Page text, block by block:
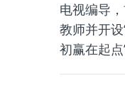
电视编导
教师并开
初赢在起点